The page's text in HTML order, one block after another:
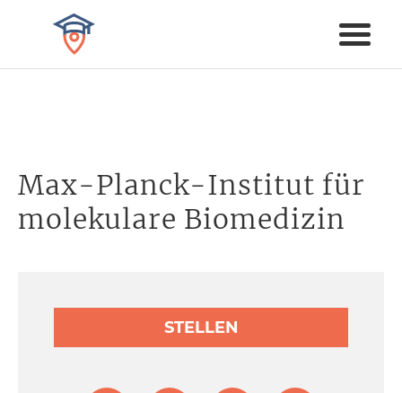
Max-Planck-Institut für
molekulare Biomedizin
STELLEN